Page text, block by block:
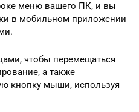
меню вашего ПК, и вы
в мобильном приложении
чтобы перемещаться
а также
кнопку мыши, используя